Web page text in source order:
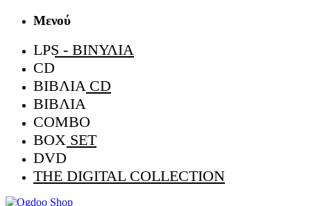
Μενού
LPS - ΒΙΝΎΛΙΑ
CD
ΒΙΒΛΊΑ CD
ΒΙΒΛΊΑ
COMBO
BOX SET
DVD
THE DIGITAL COLLECTION